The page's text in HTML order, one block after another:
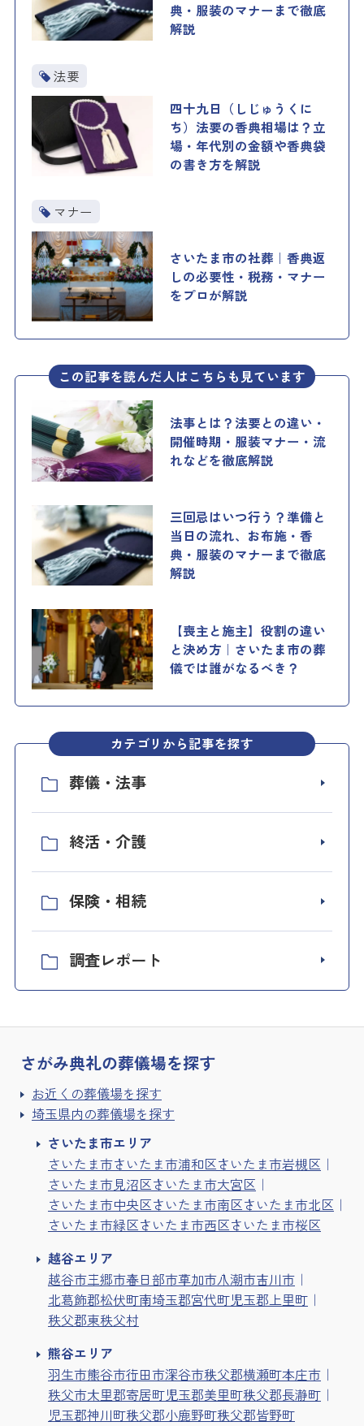
典・服装のマナーまで徹底
解説
法要
四十九日（しじゅうくに
ち）法要の香典相場は？立
場・年代別の金額や香典袋
の書き方を解説
マナー
さいたま市の社葬｜香典返
しの必要性・税務・マナー
をプロが解説
この記事を読んだ人はこちらも見ています
法事とは？法要との違い・
開催時期・服装マナー・流
れなどを徹底解説
三回忌はいつ行う？準備と
当日の流れ、お布施・香
典・服装のマナーまで徹底
解説
【喪主と施主】役割の違い
と決め方｜さいたま市の葬
儀では誰がなるべき？
カテゴリから記事を探す
葬儀・法事
終活・介護
保険・相続
調査レポート
さがみ典礼の葬儀場を探す
お近くの葬儀場を探す
埼玉県内の葬儀場を探す
さいたま市エリア
さいたま市さいたま市浦和区さいたま市岩槻区
さいたま市見沼区さいたま市大宮区
さいたま市中央区さいたま市南区さいたま市北区
さいたま市緑区さいたま市西区さいたま市桜区
越谷エリア
越谷市三郷市春日部市草加市八潮市吉川市
北葛飾郡松伏町南埼玉郡宮代町児玉郡上里町
秩父郡東秩父村
熊谷エリア
羽生市熊谷市行田市深谷市秩父郡横瀬町本庄市
秩父市大里郡寄居町児玉郡美里町秩父郡長瀞町
児玉郡神川町秩父郡小鹿野町秩父郡皆野町